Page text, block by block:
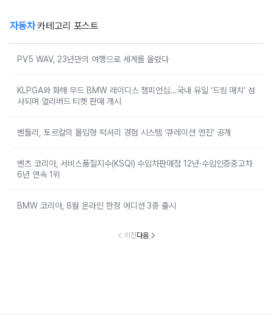
자동차카테고리 포스트
PV5 WAV, 23년만의 여행으로 세계를 울렸다
KLPGA와 화해 무드 BMW 레이디스 챔피언십…국내 유일 ‘드림 매치’ 성
사되며 얼리버드 티켓 판매 개시
벤틀리, 토르칼의 몰입형 럭셔리 경험 시스템 ‘큐레이션 엔진’ 공개
벤츠 코리아, 서비스품질지수(KSQI) 수입차판매점 12년·수입인증중고차
6년 연속 1위
BMW 코리아, 8월 온라인 한정 에디션 3종 출시
이전다음